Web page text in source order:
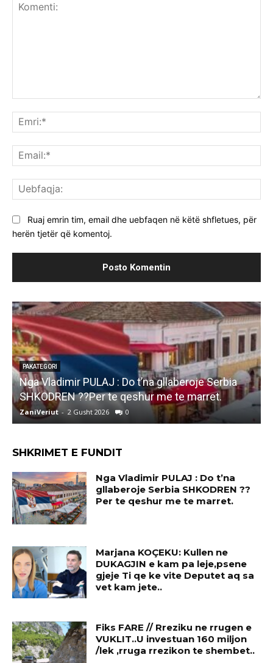
Ruaj emrin tim, email dhe uebfaqen në këtë shfletues, për
herën tjetër që komentoj.
PAKATEGORI
Nga Vladimir PULAJ : Do t’na gllaberoje Serbia
SHKODREN ??Per te qeshur me te marret.
ZaniVeriut - 2 Gusht 2026 0
SHKRIMET E FUNDIT
Nga Vladimir PULAJ : Do t’na
gllaberoje Serbia SHKODREN ??
Per te qeshur me te marret.
Marjana KOÇEKU: Kullen ne
DUKAGJIN e kam pa leje,psene
gjeje Ti qe ke vite Deputet aq sa
vet kam jete..
Fiks FARE // Rreziku ne rrugen e
VUKLIT..U investuan 160 miljon
/lek ,rruga rrezikon te shembet..